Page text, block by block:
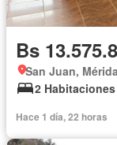
Bs
San Juan, Mérida
2 Habitaciones
Hace 1 día, 22 horas